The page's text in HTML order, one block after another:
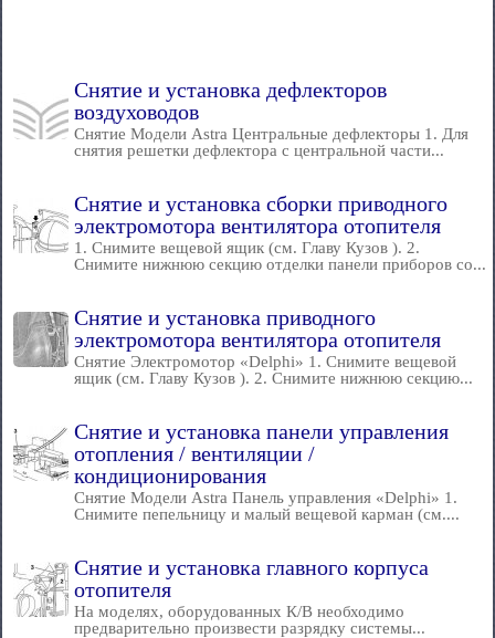
Снятие и установка дефлекторов
воздуховодов
Снятие Модели Astra Центральные дефлекторы 1. Для
снятия решетки дефлектора с центральной части...
Снятие и установка сборки приводного
электромотора вентилятора отопителя
1. Снимите вещевой ящик (см. Главу Кузов ). 2.
Снимите нижнюю секцию отделки панели приборов со...
Снятие и установка приводного
электромотора вентилятора отопителя
Снятие Электромотор «Delphi» 1. Снимите вещевой
ящик (см. Главу Кузов ). 2. Снимите нижнюю секцию...
Снятие и установка панели управления
отопления / вентиляции /
кондиционирования
Снятие Модели Astra Панель управления «Delphi» 1.
Снимите пепельницу и малый вещевой карман (см....
Снятие и установка главного корпуса
отопителя
На моделях, оборудованных К/В необходимо
предварительно произвести разрядку системы...